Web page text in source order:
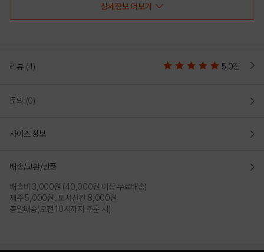
상세정보 더보기
리뷰 (4) 5.0점
문의 (0)
사이즈 정보
배송/교환/반품
배송비 3,000원 (40,000원 이상 무료배송)
제주 5,000원, 도서산간 8,000원
총알배송(오전 10시까지 주문 시)